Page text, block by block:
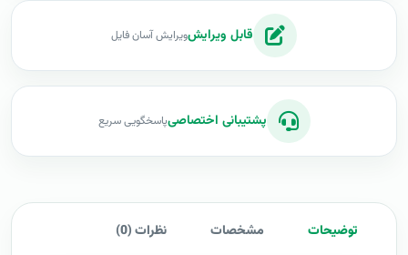
قابل ویرایشویرایش آسان فایل
پشتیبانی اختصاصیپاسخگویی سریع
توضیحات مشخصات نظرات (0)